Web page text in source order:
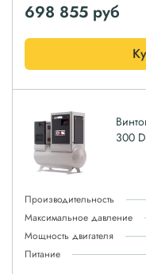
698 855 руб
300
Производительность
Максимальное давление
Мощность двигателя
Питание